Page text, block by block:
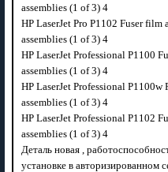
assemblies (1 of 3) 4
HP LaserJet Pro P1102 Fuser
assemblies (1 of 3) 4
HP LaserJet Professional P1100
assemblies (1 of 3) 4
HP LaserJet Professional
assemblies (1 of 3) 4
HP LaserJet Professional P1102
assemblies (1 of 3) 4
Деталь новая ,
установке в авторизированном